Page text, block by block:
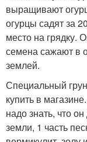
выращивают
огурцы садят за
место на грядку.
семена сажают в
землей.
Специальный
купить в
надо знать, что
земли, 1 часть